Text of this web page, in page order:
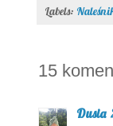
Labels:
15
Dusia